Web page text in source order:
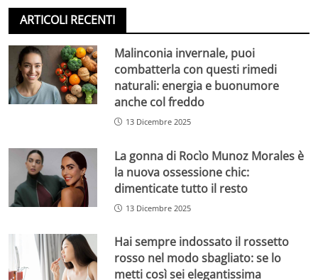
ARTICOLI RECENTI
Malinconia invernale, puoi
combatterla con questi rimedi
naturali: energia e buonumore
anche col freddo
13 Dicembre 2025
La gonna di Rocìo Munoz Morales è
la nuova ossessione chic:
dimenticate tutto il resto
13 Dicembre 2025
Hai sempre indossato il rossetto
rosso nel modo sbagliato: se lo
metti così sei elegantissima